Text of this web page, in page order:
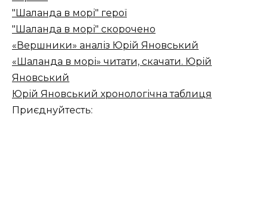
"Шаланда в морі" герої
"Шаланда в морі" скорочено
«Вершники» аналіз Юрій Яновський
«Шаланда в морі» читати, скачати. Юрій
Яновський
Юрій Яновський хронологічна таблиця
Приєднуйтесть: